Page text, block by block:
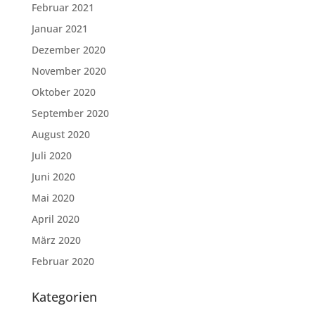
Februar 2021
Januar 2021
Dezember 2020
November 2020
Oktober 2020
September 2020
August 2020
Juli 2020
Juni 2020
Mai 2020
April 2020
März 2020
Februar 2020
Kategorien